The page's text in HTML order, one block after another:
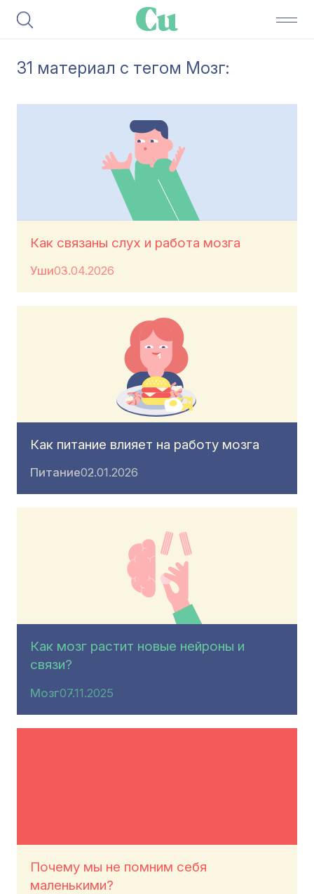
31 материал с тегом Мозг:
Как связаны слух и работа мозга
Уши03.04.2026
Как питание влияет на работу мозга
Питание02.01.2026
Как мозг растит новые нейроны и
связи?
Мозг07.11.2025
Почему мы не помним себя
маленькими?